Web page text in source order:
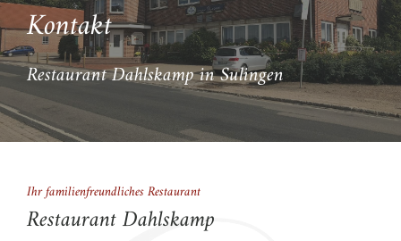
Kontakt
Restaurant Dahlskamp in Sulingen
Ihr familienfreundliches Restaurant
Restaurant Dahlskamp